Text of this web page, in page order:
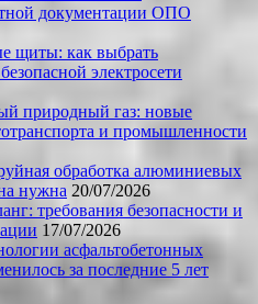
документации ОПО
щиты: как выбрать
электросети
природный газ: новые
и промышленности
обработка алюминиевых
нужна 20/07/2026
требования безопасности и
17/07/2026
асфальтобетонных
за последние 5 лет